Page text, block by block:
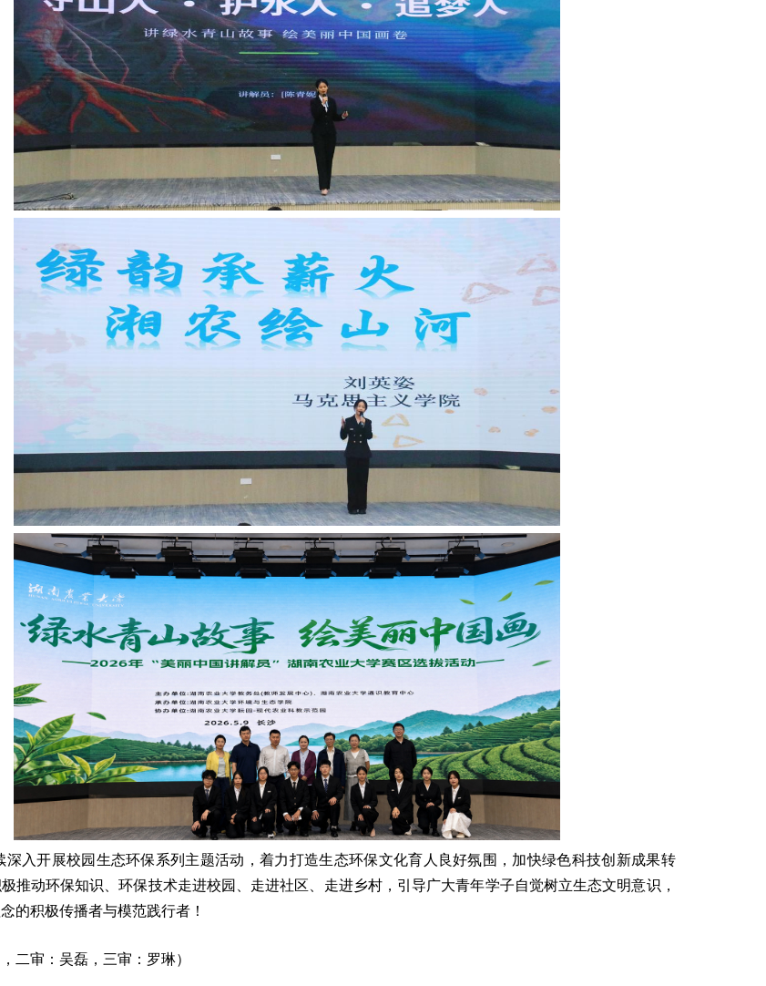
深入开展校园生态环保系列主题活动，着力打造生态环保文化育人良好氛围，加快绿色科技创新成果转
推动环保知识、环保技术走进校园、走进社区、走进乡村，引导广大青年学子自觉树立生态文明意识，
的积极传播者与模范践行者！
二审：吴磊，三审：罗琳）